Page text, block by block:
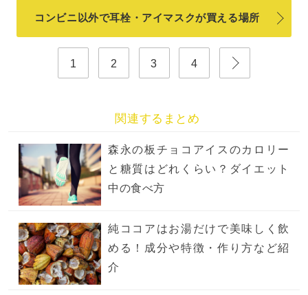
コンビニ以外で耳栓・アイマスクが買える場所
1 2 3 4
関連するまとめ
森永の板チョコアイスのカロリー
と糖質はどれくらい？ダイエット
中の食べ方
純ココアはお湯だけで美味しく飲
める！成分や特徴・作り方など紹
介